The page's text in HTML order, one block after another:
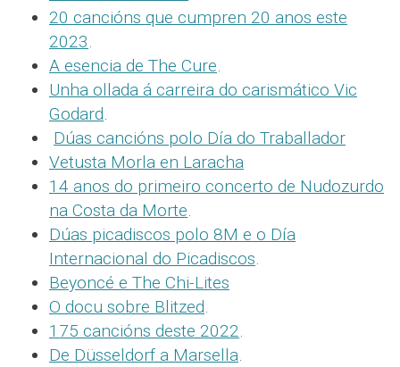
20 cancións que cumpren 20 anos este
2023.
A esencia de The Cure.
Unha ollada á carreira do carismático Vic
Godard.
Dúas cancións polo Día do Traballador
Vetusta Morla en Laracha
14 anos do primeiro concerto de Nudozurdo
na Costa da Morte.
Dúas picadiscos polo 8M e o Día
Internacional do Picadiscos.
Beyoncé e The Chi-Lites
O docu sobre Blitzed.
175 cancións deste 2022.
De Düsseldorf a Marsella.